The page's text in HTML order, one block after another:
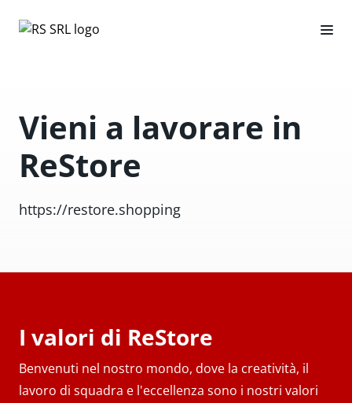
Vieni a lavorare in
ReStore
https://restore.shopping
I valori di ReStore
Benvenuti nel nostro mondo, dove la creatività, il
lavoro di squadra e l'eccellenza sono i nostri valori